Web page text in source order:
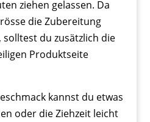
ziehen gelassen. Da
die Zubereitung
du zusätzlich die
Produktseite
kannst du etwas
oder die Ziehzeit leicht